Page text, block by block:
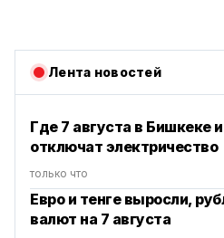
Лента новостей
Где 7 августа в Бишкеке
отключат электричество
только что
Евро и тенге выросли,
валют на 7 августа